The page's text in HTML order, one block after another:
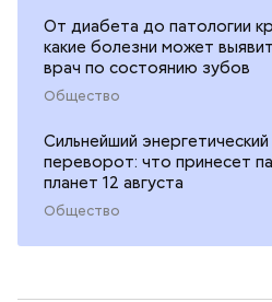
От диабета до патологии
какие болезни может
врач по состоянию зубов
Общество
Сильнейший энергетический
переворот: что принесет
планет 12 августа
Общество